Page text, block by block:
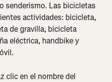
senderismo. Las bicicletas
actividades: bicicleta,
de gravilla, bicicleta
eléctrica, handbike y
clic en el nombre del